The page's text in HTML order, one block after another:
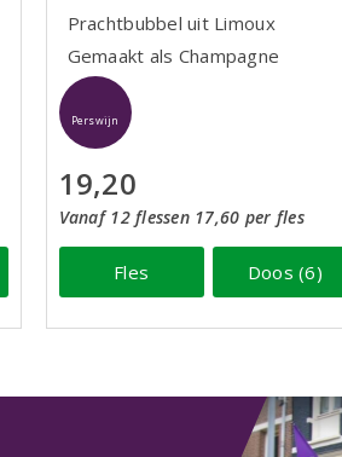
Prachtbubbel uit Limoux
Gemaakt als Champagne
Perswijn
19,20
Vanaf 12 flessen 17,60 per fles
Fles Doos (6)